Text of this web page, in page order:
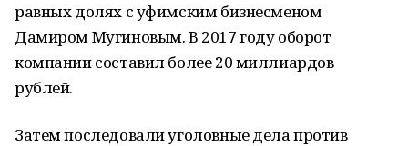
равных долях с уфимским бизнесменом
Дамиром Мугиновым. В 2017 году оборот
компании составил более 20 миллиардов
рублей.
Затем последовали уголовные дела против